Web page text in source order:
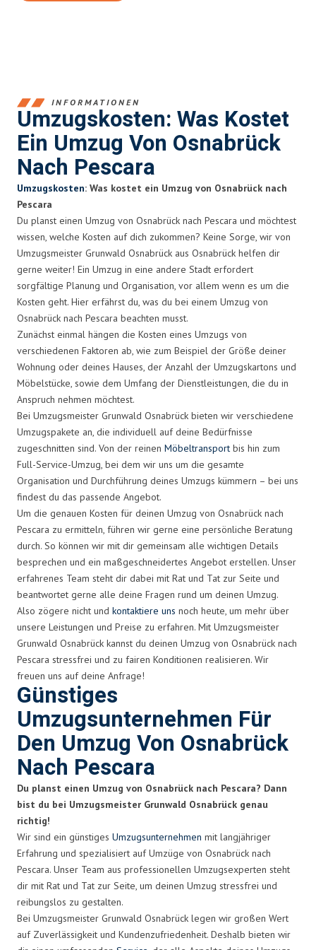
INFORMATIONEN
Umzugskosten: Was Kostet
Ein Umzug Von Osnabrück
Nach Pescara
Umzugskosten: Was kostet ein Umzug von Osnabrück nach
Pescara
Du planst einen Umzug von Osnabrück nach Pescara und möchtest
wissen, welche Kosten auf dich zukommen? Keine Sorge, wir von
Umzugsmeister Grunwald Osnabrück aus Osnabrück helfen dir
gerne weiter! Ein Umzug in eine andere Stadt erfordert
sorgfältige Planung und Organisation, vor allem wenn es um die
Kosten geht. Hier erfährst du, was du bei einem Umzug von
Osnabrück nach Pescara beachten musst.
Zunächst einmal hängen die Kosten eines Umzugs von
verschiedenen Faktoren ab, wie zum Beispiel der Größe deiner
Wohnung oder deines Hauses, der Anzahl der Umzugskartons und
Möbelstücke, sowie dem Umfang der Dienstleistungen, die du in
Anspruch nehmen möchtest.
Bei Umzugsmeister Grunwald Osnabrück bieten wir verschiedene
Umzugspakete an, die individuell auf deine Bedürfnisse
zugeschnitten sind. Von der reinen Möbeltransport bis hin zum
Full-Service-Umzug, bei dem wir uns um die gesamte
Organisation und Durchführung deines Umzugs kümmern – bei uns
findest du das passende Angebot.
Um die genauen Kosten für deinen Umzug von Osnabrück nach
Pescara zu ermitteln, führen wir gerne eine persönliche Beratung
durch. So können wir mit dir gemeinsam alle wichtigen Details
besprechen und ein maßgeschneidertes Angebot erstellen. Unser
erfahrenes Team steht dir dabei mit Rat und Tat zur Seite und
beantwortet gerne alle deine Fragen rund um deinen Umzug.
Also zögere nicht und kontaktiere uns noch heute, um mehr über
unsere Leistungen und Preise zu erfahren. Mit Umzugsmeister
Grunwald Osnabrück kannst du deinen Umzug von Osnabrück nach
Pescara stressfrei und zu fairen Konditionen realisieren. Wir
freuen uns auf deine Anfrage!
Günstiges
Umzugsunternehmen Für
Den Umzug Von Osnabrück
Nach Pescara
Du planst einen Umzug von Osnabrück nach Pescara? Dann
bist du bei Umzugsmeister Grunwald Osnabrück genau
richtig!
Wir sind ein günstiges Umzugsunternehmen mit langjähriger
Erfahrung und spezialisiert auf Umzüge von Osnabrück nach
Pescara. Unser Team aus professionellen Umzugsexperten steht
dir mit Rat und Tat zur Seite, um deinen Umzug stressfrei und
reibungslos zu gestalten.
Bei Umzugsmeister Grunwald Osnabrück legen wir großen Wert
auf Zuverlässigkeit und Kundenzufriedenheit. Deshalb bieten wir